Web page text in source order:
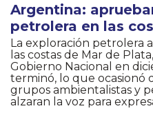
Argentina:
petrolera en las
La exploración petrolera
las costas de Mar de
Gobierno Nacional en
terminó, lo que ocasionó
grupos ambientalistas y
alzaran la voz para